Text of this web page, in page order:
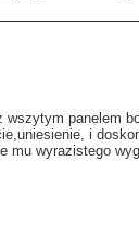
wszytym panelem
i
mu wyrazistego